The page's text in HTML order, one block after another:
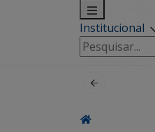
Institucional
Pesquisar
por: